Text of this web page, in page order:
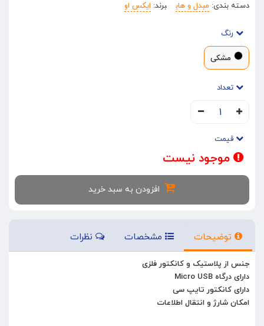
دسته بندی: مبدل و هاب برند: ایکس او
رنگ
مشکی
تعداد
۱
قیمت
موجود نیست
افزودن به سبد خرید
توضیحات مشخصات نظرات
جنس از پلاستیک و کانکتور فلزی
دارای درگاه Micro USB
دارای کانکتور تایپ سی
امکان شارژ و انتقال اطلاعات